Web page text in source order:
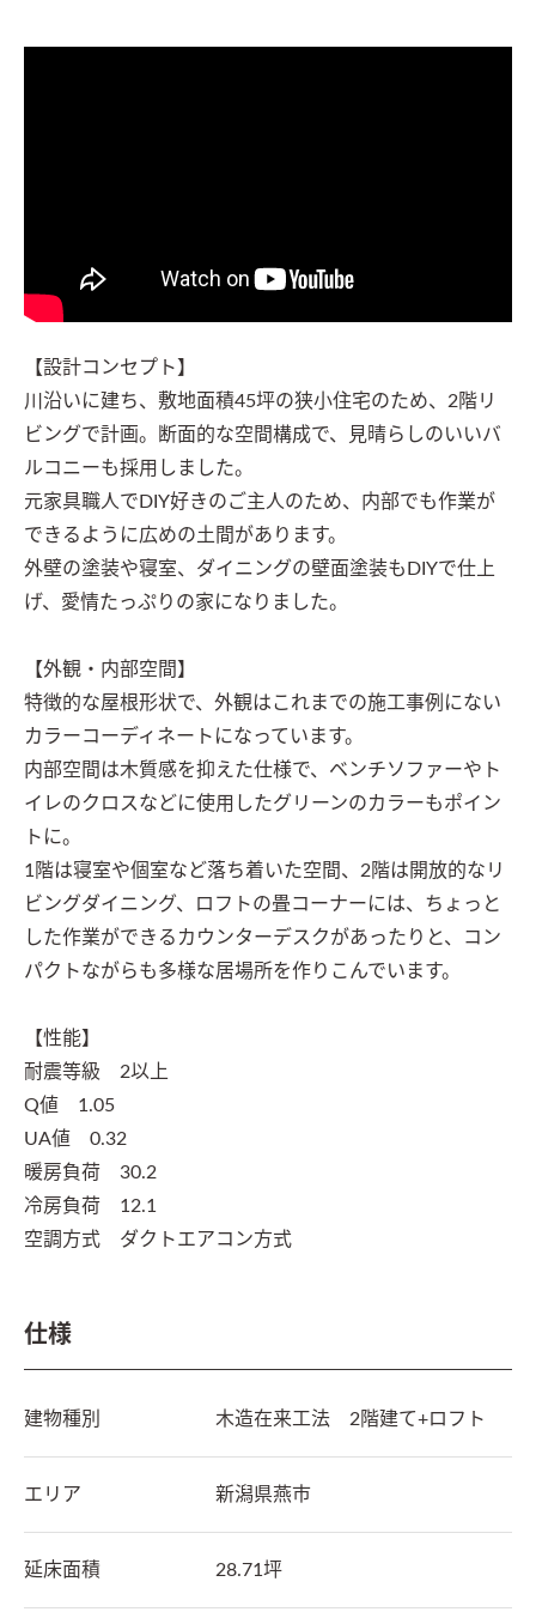
【設計コンセプト】
川沿いに建ち、敷地面積45坪の狭小住宅のため、2階リ
ビングで計画。断面的な空間構成で、見晴らしのいいバ
ルコニーも採用しました。
元家具職人でDIY好きのご主人のため、内部でも作業が
できるように広めの土間があります。
外壁の塗装や寝室、ダイニングの壁面塗装もDIYで仕上
げ、愛情たっぷりの家になりました。
【外観・内部空間】
特徴的な屋根形状で、外観はこれまでの施工事例にない
カラーコーディネートになっています。
内部空間は木質感を抑えた仕様で、ベンチソファーやト
イレのクロスなどに使用したグリーンのカラーもポイン
トに。
1階は寝室や個室など落ち着いた空間、2階は開放的なリ
ビングダイニング、ロフトの畳コーナーには、ちょっと
した作業ができるカウンターデスクがあったりと、コン
パクトながらも多様な居場所を作りこんでいます。
【性能】
耐震等級　2以上
Q値　1.05
UA値　0.32
暖房負荷　30.2
冷房負荷　12.1
空調方式　ダクトエアコン方式
仕様
建物種別 木造在来工法　2階建て+ロフト
エリア 新潟県燕市
延床面積 28.71坪